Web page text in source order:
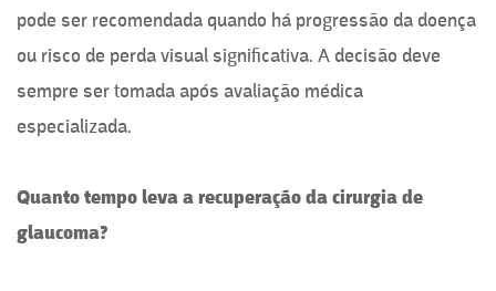
pode ser recomendada quando há progressão da doença
ou risco de perda visual significativa. A decisão deve
sempre ser tomada após avaliação médica
especializada.
Quanto tempo leva a recuperação da cirurgia de
glaucoma?